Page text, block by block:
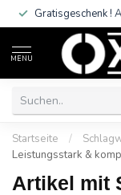
Gratisgeschenk !
MENU
Startseite /
Leistungsstark &
Artikel mit